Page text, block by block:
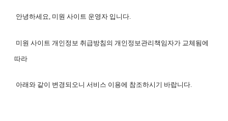
안녕하세요, 미원 사이트 운영자 입니다.
미원 사이트 개인정보 취급방침의 개인정보관리책임자가 교체됨에
따라
아래와 같이 변경되오니 서비스 이용에 참조하시기 바랍니다.